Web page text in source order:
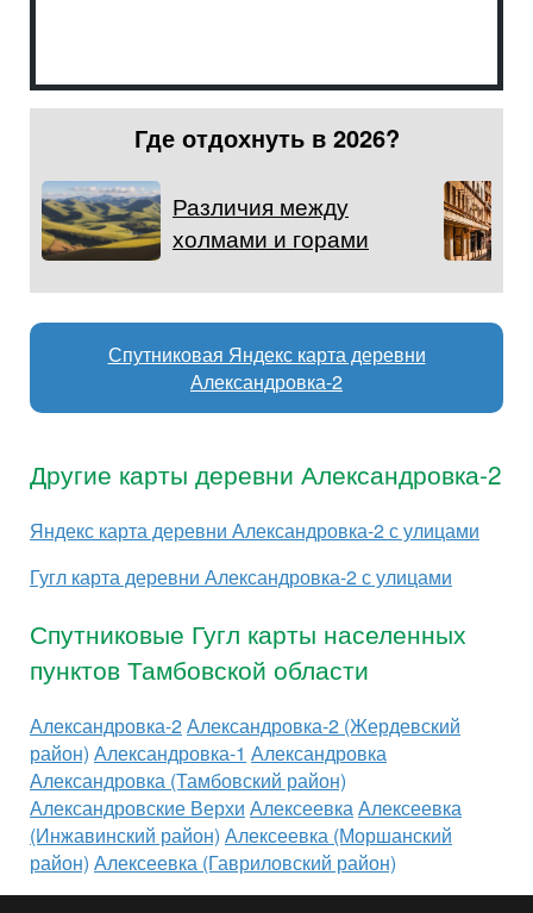
Где отдохнуть в 2026?
Различия между
холмами и горами
Спутниковая Яндекс карта деревни
Александровка-2
Другие карты деревни Александровка-2
Яндекс карта деревни Александровка-2 с улицами
Гугл карта деревни Александровка-2 с улицами
Спутниковые Гугл карты населенных
пунктов Тамбовской области
Александровка-2Александровка-2 (Жердевский
район) Александровка-1 Александровка
Александровка (Тамбовский район)
Александровские Верхи Алексеевка Алексеевка
(Инжавинский район) Алексеевка (Моршанский
район) Алексеевка (Гавриловский район)